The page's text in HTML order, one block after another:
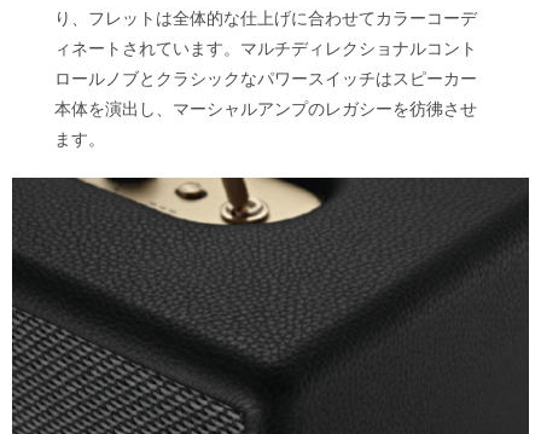
り、フレットは全体的な仕上げに合わせてカラーコーデ
ィネートされています。マルチディレクショナルコント
ロールノブとクラシックなパワースイッチはスピーカー
本体を演出し、マーシャルアンプのレガシーを彷彿させ
ます。